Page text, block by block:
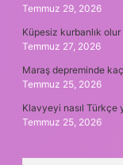
Temmuz 29, 2026
Küpesiz kurbanlık olur
Temmuz 27, 2026
Maraş depreminde
Temmuz 25, 2026
Klavyeyi nasıl Türkçe
Temmuz 25, 2026